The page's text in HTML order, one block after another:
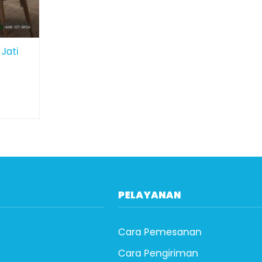
PELAYANAN
Cara Pemesanan
Cara Pengiriman